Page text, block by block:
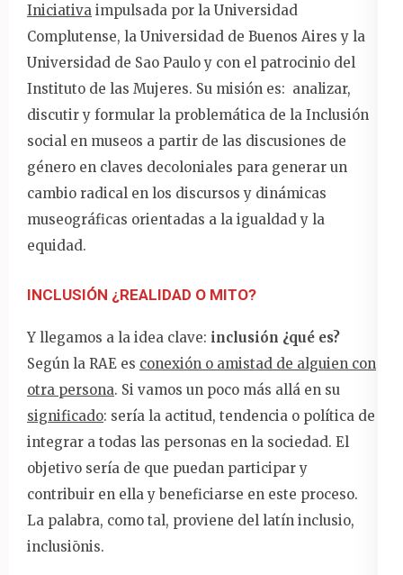
Iniciativa impulsada por la Universidad
Complutense, la Universidad de Buenos Aires y la
Universidad de Sao Paulo y con el patrocinio del
Instituto de las Mujeres. Su misión es: analizar,
discutir y formular la problemática de la Inclusión
social en museos a partir de las discusiones de
género en claves decoloniales para generar un
cambio radical en los discursos y dinámicas
museográficas orientadas a la igualdad y la
equidad.
INCLUSIÓN ¿REALIDAD O MITO?
Y llegamos a la idea clave: inclusión ¿qué es?
Según la RAE es conexión o amistad de alguien con
otra persona. Si vamos un poco más allá en su
significado: sería la actitud, tendencia o política de
integrar a todas las personas en la sociedad. El
objetivo sería de que puedan participar y
contribuir en ella y beneficiarse en este proceso.
La palabra, como tal, proviene del latín inclusio,
inclusiōnis.